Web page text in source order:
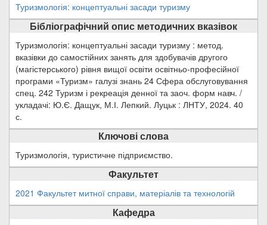
Туризмологія: концептуальні засади туризму
Бібліографічний опис методичних вказівок
Туризмологія: концептуальні засади туризму : метод.
вказівки до самостійних занять для здобувачів другого
(магістерського) рівня вищої освіти освітньо-професійної
програми «Туризм» галузі знань 24 Сфера обслуговування
спец. 242 Туризм і рекреація денної та заоч. форм навч. /
укладачі: Ю.Є. Дащук, М.І. Лепкий. Луцьк : ЛНТУ, 2024. 40
с.
Ключові слова
Туризмологія, туристичне підприємство.
Факультет
2021 Факультет митної справи, матеріалів та технологій
Кафедра